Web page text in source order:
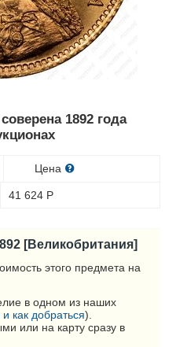
1892 года
Цена
41 624 Р
[Великобритания]
этого предмета на
в одном из наших
как добраться).
или на карту сразу в